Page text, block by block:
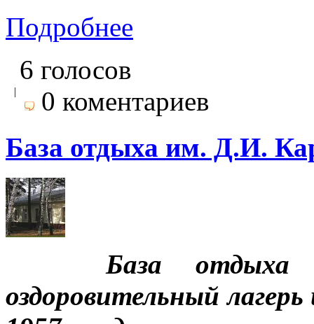
Подробнее
6 голосов
|
0 коментариев
База отдыха им. Д.И.
База отдыха
оздоровительный